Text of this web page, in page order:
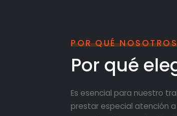
POR QUÉ NOSOTROS
Por qué
Es esencial para nuestro
prestar especial atención